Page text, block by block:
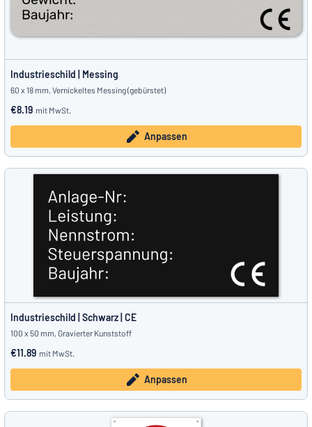
Industrieschild | Messing
60 x 18 mm, Vernickeltes Messing (gebürstet)
€8.19 mit MwSt.
Anpassen
Industrieschild | Schwarz | CE
100 x 50 mm, Gravierter Kunststoff
€11.89 mit MwSt.
Anpassen